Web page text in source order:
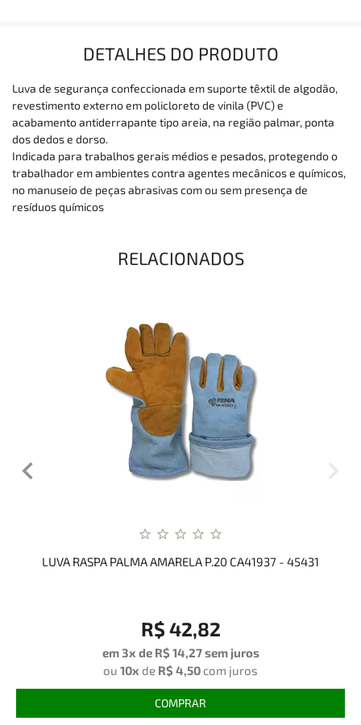
DETALHES DO PRODUTO
Luva de segurança confeccionada em suporte têxtil de algodão,
revestimento externo em policloreto de vinila (PVC) e
acabamento antiderrapante tipo areia, na região palmar, ponta
dos dedos e dorso.
Indicada para trabalhos gerais médios e pesados, protegendo o
trabalhador em ambientes contra agentes mecânicos e químicos,
no manuseio de peças abrasivas com ou sem presença de
resíduos químicos
RELACIONADOS
LUVA RASPA PALMA AMARELA P.20 CA41937 - 45431
R$ 42,82
em 3x de R$ 14,27sem juros
ou 10x de R$ 4,50 com juros
COMPRAR